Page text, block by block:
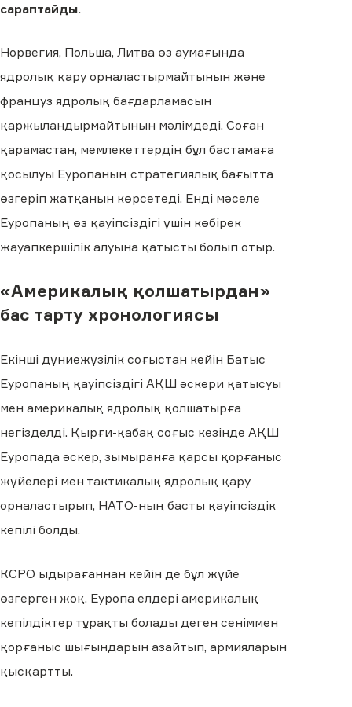
сараптайды.
Норвегия, Польша, Литва өз аумағында
ядролық қару орналастырмайтынын және
француз ядролық бағдарламасын
қаржыландырмайтынын мәлімдеді. Соған
қарамастан, мемлекеттердің бұл бастамаға
қосылуы Еуропаның стратегиялық бағытта
өзгеріп жатқанын көрсетеді. Енді мәселе
Еуропаның өз қауіпсіздігі үшін көбірек
жауапкершілік алуына қатысты болып отыр.
«Америкалық қолшатырдан»
бас тарту хронологиясы
Екінші дүниежүзілік соғыстан кейін Батыс
Еуропаның қауіпсіздігі АҚШ әскери қатысуы
мен америкалық ядролық қолшатырға
негізделді. Қырғи-қабақ соғыс кезінде АҚШ
Еуропада әскер, зымыранға қарсы қорғаныс
жүйелері мен тактикалық ядролық қару
орналастырып, НАТО-ның басты қауіпсіздік
кепілі болды.
КСРО ыдырағаннан кейін де бұл жүйе
өзгерген жоқ. Еуропа елдері америкалық
кепілдіктер тұрақты болады деген сеніммен
қорғаныс шығындарын азайтып, армияларын
қысқартты.